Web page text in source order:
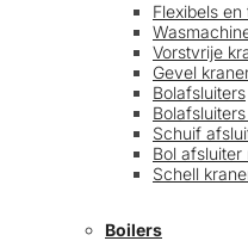
Flexibels
Vorstvrije
Gevel
Bolafsluiters
Schuif
Bol
Schell
Boilers